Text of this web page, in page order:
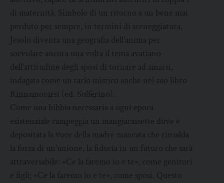
di maternità. Simbolo di un ritorno a un bene mai
perduto per sempre, in termini di sceneggiatura,
Jesolo diventa una geografia dell’anima per
sorvolare ancora una volta il tema avatiano
dell’attitudine degli sposi di tornare ad amarsi,
indagata come un tarlo mistico anche nel suo libro
Rinnamorarsi (ed. Solferino).
Come una bibbia necessaria a ogni epoca
esistenziale campeggia un mangiacassette dove è
depositata la voce della madre mancata che rinsalda
la forza di un’unione, la fiducia in un futuro che sarà
attraversabile: «Ce la faremo io e te», come genitori
e figli; «Ce la faremo io e te», come sposi. Questo